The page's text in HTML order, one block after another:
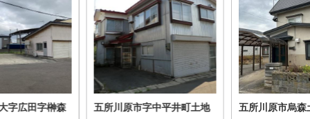
字広田字榊森
五所川原市字中平井町土地
五所川原市烏森